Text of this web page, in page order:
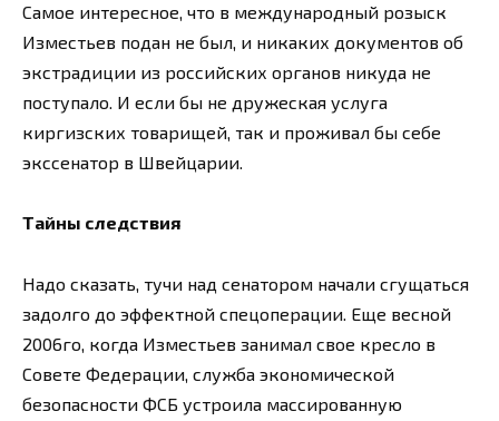
Самое интересное, что в международный розыск
Изместьев подан не был, и никаких документов об
экстрадиции из российских органов никуда не
поступало. И если бы не дружеская услуга
киргизских товарищей, так и проживал бы себе
экссенатор в Швейцарии.
Тайны следствия
Надо сказать, тучи над сенатором начали сгущаться
задолго до эффектной спецоперации. Еще весной
2006го, когда Изместьев занимал свое кресло в
Совете Федерации, служба экономической
безопасности ФСБ устроила массированную